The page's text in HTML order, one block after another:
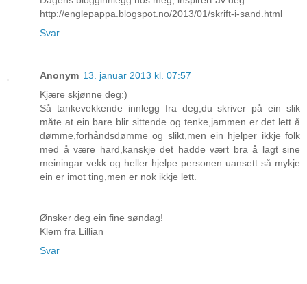
http://englepappa.blogspot.no/2013/01/skrift-i-sand.html
Svar
Anonym 13. januar 2013 kl. 07:57
Kjære skjønne deg:)
Så tankevekkende innlegg fra deg,du skriver på ein slik
måte at ein bare blir sittende og tenke,jammen er det lett å
dømme,forhåndsdømme og slikt,men ein hjelper ikkje folk
med å være hard,kanskje det hadde vært bra å lagt sine
meiningar vekk og heller hjelpe personen uansett så mykje
ein er imot ting,men er nok ikkje lett.
Ønsker deg ein fine søndag!
Klem fra Lillian
Svar